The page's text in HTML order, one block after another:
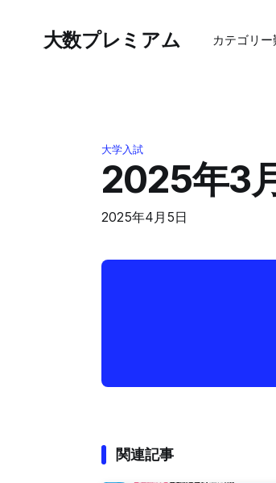
大数プレミアム カテゴリー
大学入試
2025年3
2025年4月5日
関連記事